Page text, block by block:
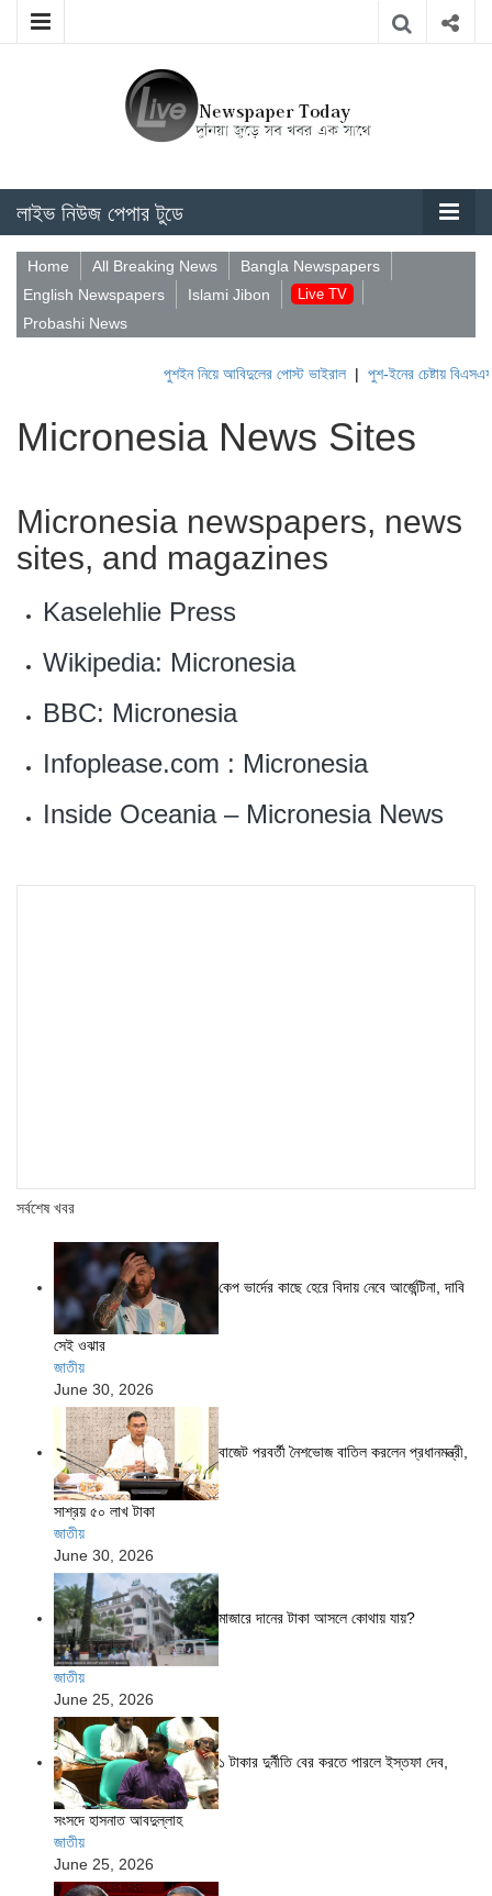
লাইভ নিউজ পেপার টুডে
Home All Breaking News
Bangla Newspapers
English Newspapers
Islami Jibon Live TV
Probashi News
পুশইন নিয়ে আবিদুলের পোস্ট ভাইরাল| পুশ-ইনের চেষ্টায় বিএসএফ,
Micronesia News Sites
Micronesia newspapers, news
sites, and magazines
Kaselehlie Press
Wikipedia: Micronesia
BBC: Micronesia
Infoplease.com : Micronesia
Inside Oceania – Micronesia News
সর্বশেষ খবর
কেপ ভার্দের কাছে হেরে বিদায় নেবে আর্জেন্টিনা, দাবি
সেই ওঝার
জাতীয়
June 30, 2026
বাজেট পরবর্তী নৈশভোজ বাতিল করলেন প্রধানমন্ত্রী,
সাশ্রয় ৫০ লাখ টাকা
জাতীয়
June 30, 2026
মাজারে দানের টাকা আসলে কোথায় যায়?
জাতীয়
June 25, 2026
১ টাকার দুর্নীতি বের করতে পারলে ইস্তফা দেব,
সংসদে হাসনাত আবদুল্লাহ
জাতীয়
June 25, 2026